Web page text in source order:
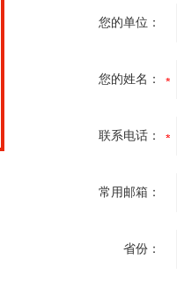
您的单位：
您的姓名：
联系电话：
常用邮箱：
省份：